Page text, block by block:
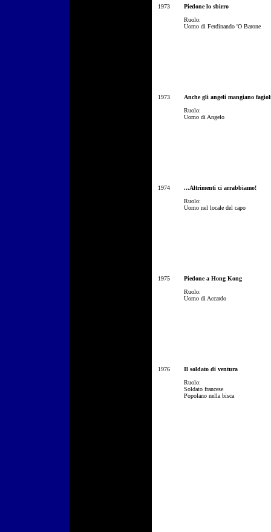
1973
Piedone lo sbirro
Ruolo:
Uomo di Ferdinando 'O Barone
1973
Anche gli angeli mangiano
Ruolo:
Uomo di Angelo
1974
...Altrimenti ci arrabbiamo!
Ruolo:
Uomo nel locale del capo
1975
Piedone a Hong Kong
Ruolo:
Uomo di Accardo
1976
Il soldato di ventura
Ruolo:
Soldato francese
Popolano nella bisca